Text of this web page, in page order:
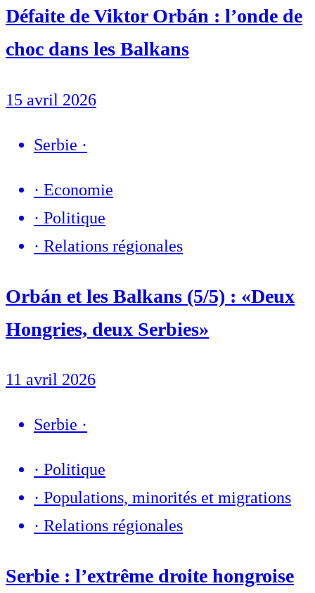
Défaite de Viktor Orbán : l’onde de
choc dans les Balkans
15 avril 2026
Serbie ·
· Economie
· Politique
· Relations régionales
Orbán et les Balkans (5/5) : «Deux
Hongries, deux Serbies»
11 avril 2026
Serbie ·
· Politique
· Populations, minorités et migrations
· Relations régionales
Serbie : l’extrême droite hongroise